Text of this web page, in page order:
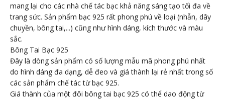
mang lại cho các nhà chế tác bạc khả năng sáng tạo tối đa về
trang sức. Sản phẩm bạc 925 rất phong phú về loại (nhẫn, dây
chuyền, bông tai,...) cũng như hình dáng, kích thước và màu
sắc.
Bông Tai Bạc 925
Đây là dòng sản phẩm có số lượng mẫu mã phong phú nhất
do hình dáng đa dạng, dễ đeo và giá thành lại rẻ nhất trong số
các sản phẩm chế tác từ bạc 925.
Giá thành của một đôi bông tai bạc 925 có thể dao động từ